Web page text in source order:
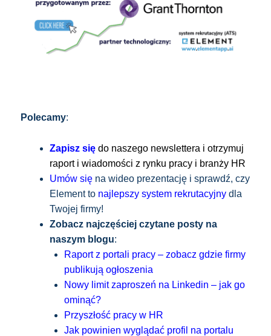
Polecamy:
Zapisz się do naszego newslettera i otrzymuj
raport i wiadomości z rynku pracy i branży HR
Umów się na wideo prezentację i sprawdź, czy
Element to najlepszy system rekrutacyjny dla
Twojej firmy!
Zobacz najczęściej czytane posty na
naszym blogu:
Raport z portali pracy – zobacz gdzie firmy
publikują ogłoszenia
Nowy limit zaproszeń na Linkedin – jak go
ominąć?
Przyszłość pracy w HR
Jak powinien wyglądać profil na portalu